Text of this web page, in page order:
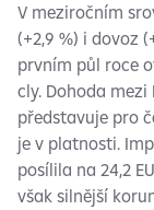
V meziročním
(+2,9 %) i dovoz
prvním půl roce
cly. Dohoda mezi
představuje pro
je v platnosti.
posílila na 24,2
však silnější